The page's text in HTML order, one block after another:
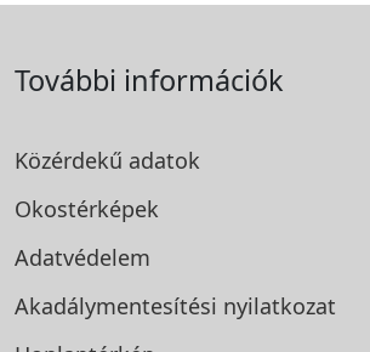
További információk
Közérdekű adatok
Okostérképek
Adatvédelem
Akadálymentesítési nyilatkozat